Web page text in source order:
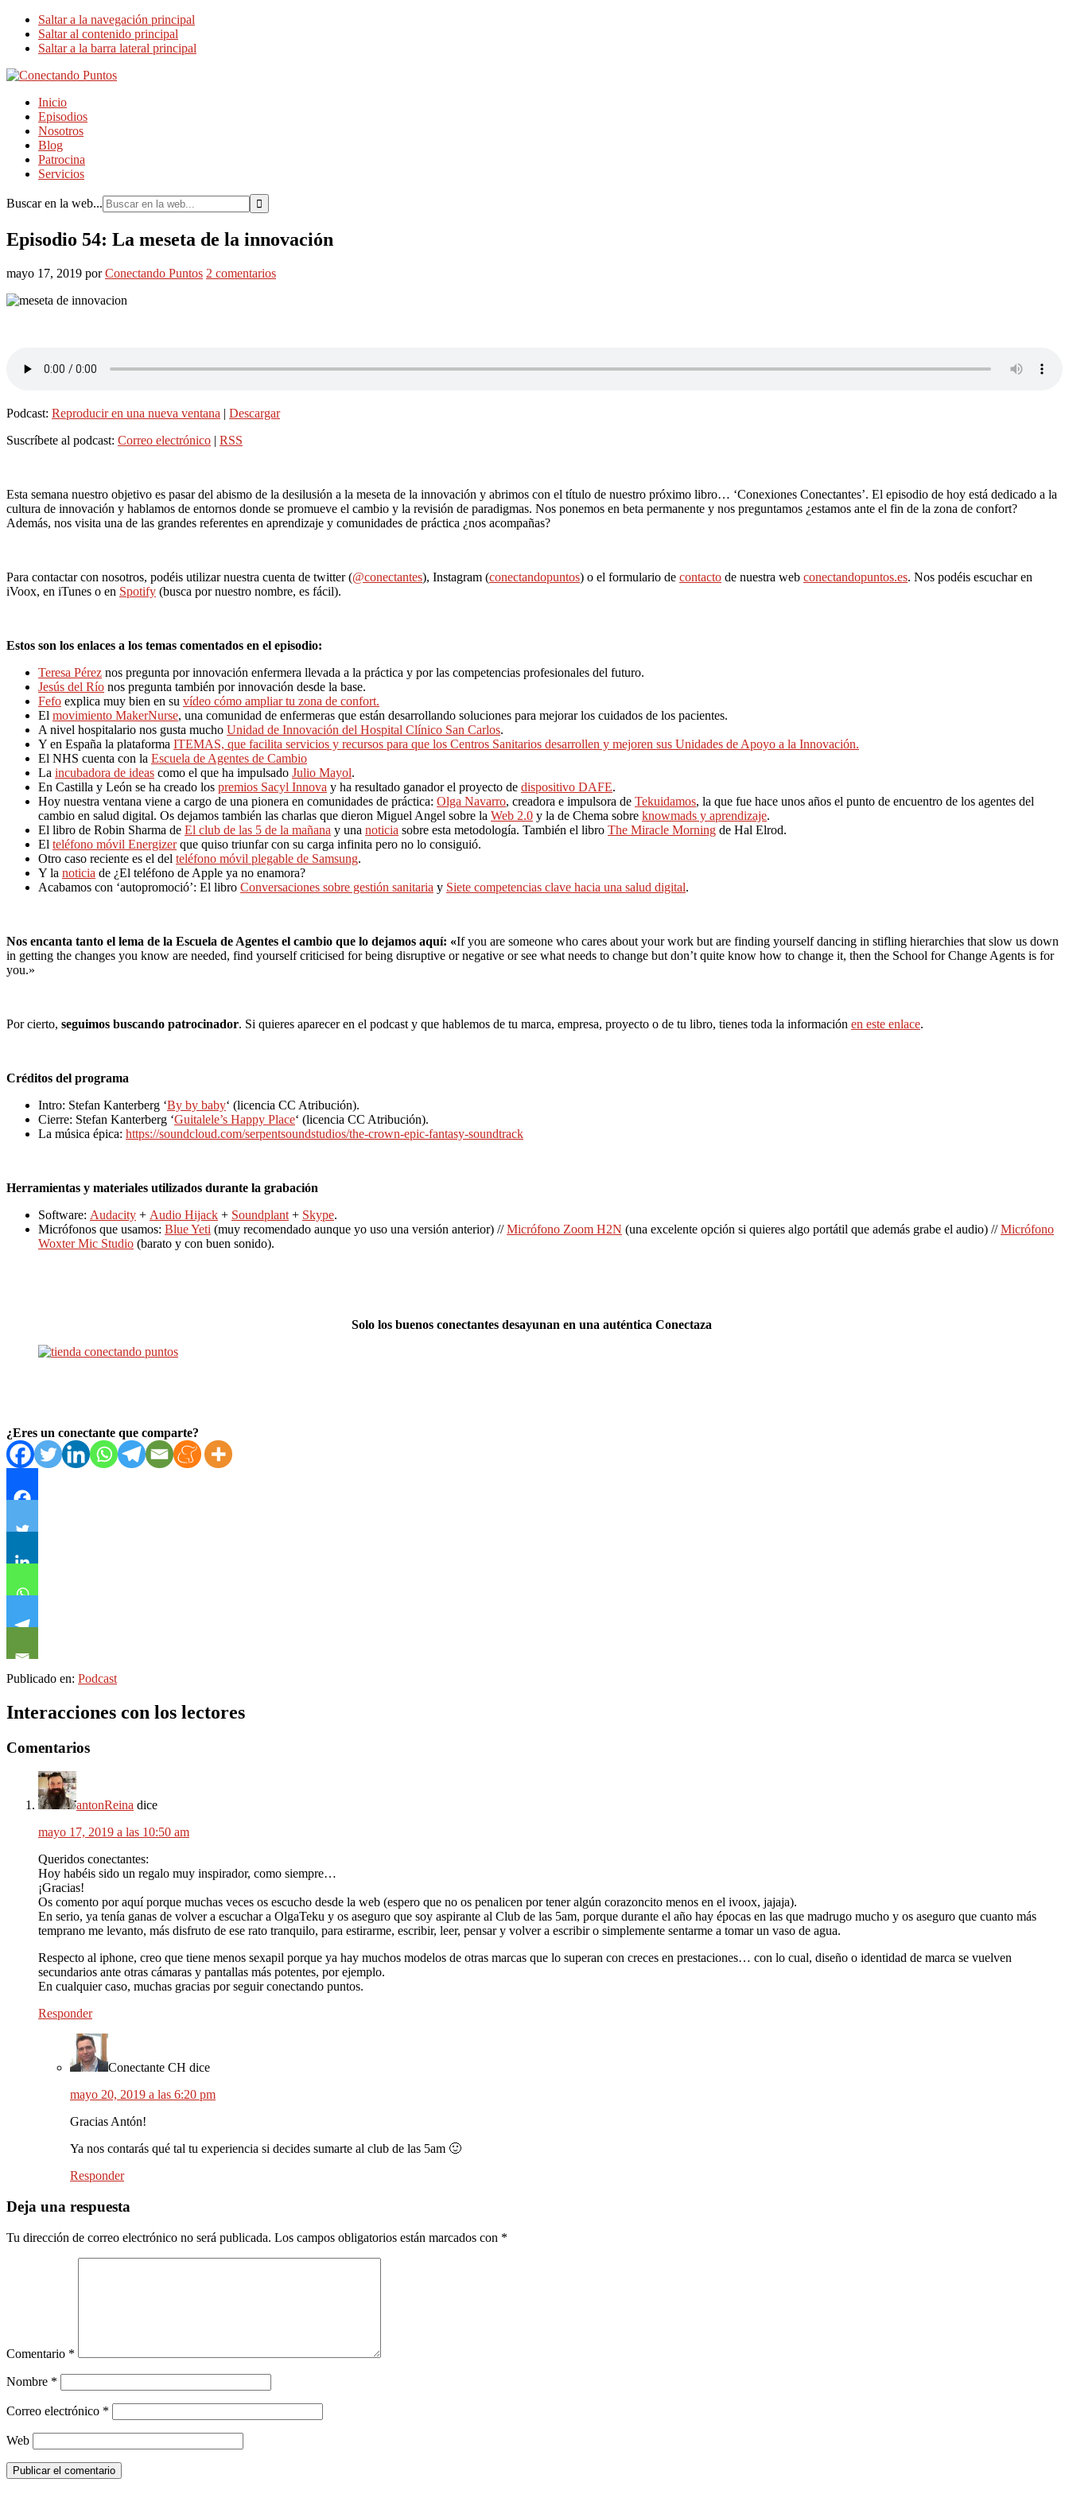
Saltar a la navegación principal
Saltar al contenido principal
Saltar a la barra lateral principal
Inicio
Episodios
Nosotros
Blog
Patrocina
Servicios
Buscar en la web...
Episodio 54: La meseta de la innovación
mayo 17, 2019 porConectando Puntos 2 comentarios
Podcast: Reproducir en una nueva ventana | Descargar
Suscríbete al podcast: Correo electrónico | RSS
Esta semana nuestro objetivo es pasar del abismo de la desilusión a la meseta de la innovación y abrimos con el título de nuestro próximo libro… ‘Conexiones Conectantes’. El episodio de hoy está dedicado a la
cultura de innovación y hablamos de entornos donde se promueve el cambio y la revisión de paradigmas. Nos ponemos en beta permanente y nos preguntamos ¿estamos ante el fin de la zona de confort?
Además, nos visita una de las grandes referentes en aprendizaje y comunidades de práctica ¿nos acompañas?
Para contactar con nosotros, podéis utilizar nuestra cuenta de twitter (@conectantes), Instagram (conectandopuntos) o el formulario de contacto de nuestra web conectandopuntos.es. Nos podéis escuchar en
iVoox, en iTunes o en Spotify (busca por nuestro nombre, es fácil).
Estos son los enlaces a los temas comentados en el episodio:
Teresa Pérez nos pregunta por innovación enfermera llevada a la práctica y por las competencias profesionales del futuro.
Jesús del Río nos pregunta también por innovación desde la base.
Fefo explica muy bien en su vídeo cómo ampliar tu zona de confort.
El movimiento MakerNurse, una comunidad de enfermeras que están desarrollando soluciones para mejorar los cuidados de los pacientes.
A nivel hospitalario nos gusta mucho Unidad de Innovación del Hospital Clínico San Carlos.
Y en España la plataforma ITEMAS, que facilita servicios y recursos para que los Centros Sanitarios desarrollen y mejoren sus Unidades de Apoyo a la Innovación.
El NHS cuenta con la Escuela de Agentes de Cambio
La incubadora de ideas como el que ha impulsado Julio Mayol.
En Castilla y León se ha creado los premios Sacyl Innova y ha resultado ganador el proyecto de dispositivo DAFE.
Hoy nuestra ventana viene a cargo de una pionera en comunidades de práctica: Olga Navarro, creadora e impulsora de Tekuidamos, la que fue hace unos años el punto de encuentro de los agentes del
cambio en salud digital. Os dejamos también las charlas que dieron Miguel Angel sobre la Web 2.0 y la de Chema sobre knowmads y aprendizaje.
El libro de Robin Sharma de El club de las 5 de la mañana y una noticia sobre esta metodología. También el libro The Miracle Morning de Hal Elrod.
El teléfono móvil Energizerque quiso triunfar con su carga infinita pero no lo consiguió.
Otro caso reciente es el del teléfono móvil plegable de Samsung.
Y la noticia de ¿El teléfono de Apple ya no enamora?
Acabamos con ‘autopromoció’: El libro Conversaciones sobre gestión sanitaria y Siete competencias clave hacia una salud digital.
Nos encanta tanto el lema de la Escuela de Agentes el cambio que lo dejamos aquí: «If you are someone who cares about your work but are finding yourself dancing in stifling hierarchies that slow us down
in getting the changes you know are needed, find yourself criticised for being disruptive or negative or see what needs to change but don’t quite know how to change it, then the School for Change Agents is for
you.»
Por cierto, seguimos buscando patrocinador. Si quieres aparecer en el podcast y que hablemos de tu marca, empresa, proyecto o de tu libro, tienes toda la información en este enlace.
Créditos del programa
Intro: Stefan Kanterberg ‘By by baby‘ (licencia CC Atribución).
Cierre: Stefan Kanterberg ‘Guitalele’s Happy Place‘ (licencia CC Atribución).
La música épica: https://soundcloud.com/serpentsoundstudios/the-crown-epic-fantasy-soundtrack
Herramientas y materiales utilizados durante la grabación
Software: Audacity + Audio Hijack + Soundplant + Skype.
Micrófonos que usamos: Blue Yeti (muy recomendado aunque yo uso una versión anterior) //Micrófono Zoom H2N (una excelente opción si quieres algo portátil que además grabe el audio) //Micrófono
Woxter Mic Studio (barato y con buen sonido).
Solo los buenos conectantes desayunan en una auténtica Conectaza
¿Eres un conectante que comparte?
Publicado en: Podcast
Interacciones con los lectores
Comentarios
antonReina dice
mayo 17, 2019 a las 10:50 am
Queridos conectantes:
Hoy habéis sido un regalo muy inspirador, como siempre…
¡Gracias!
Os comento por aquí porque muchas veces os escucho desde la web (espero que no os penalicen por tener algún corazoncito menos en el ivoox, jajaja).
En serio, ya tenía ganas de volver a escuchar a OlgaTeku y os aseguro que soy aspirante al Club de las 5am, porque durante el año hay épocas en las que madrugo mucho y os aseguro que cuanto más
temprano me levanto, más disfruto de ese rato tranquilo, para estirarme, escribir, leer, pensar y volver a escribir o simplemente sentarme a tomar un vaso de agua.
Respecto al iphone, creo que tiene menos sexapil porque ya hay muchos modelos de otras marcas que lo superan con creces en prestaciones… con lo cual, diseño o identidad de marca se vuelven
secundarios ante otras cámaras y pantallas más potentes, por ejemplo.
En cualquier caso, muchas gracias por seguir conectando puntos.
Responder
Conectante CH dice
mayo 20, 2019 a las 6:20 pm
Gracias Antón!
Ya nos contarás qué tal tu experiencia si decides sumarte al club de las 5am 🙂
Responder
Deja una respuesta
Tu dirección de correo electrónico no será publicada. Los campos obligatorios están marcados con *
Comentario *
Nombre *
Correo electrónico *
Web